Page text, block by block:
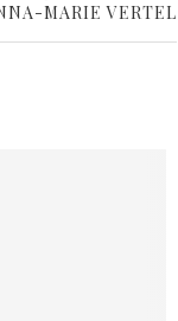
MARIE VERTEL